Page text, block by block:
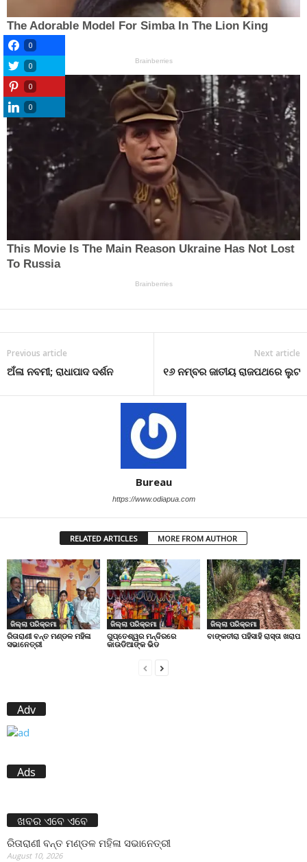
Previous article
ଅଁଳା ନବମୀ; ରାଧାପାଦ ଦର୍ଶନ
Next article
୧୬ ନମ୍ବର ଜାତୀୟ ରାଜପଥରେ ଲୁଟ
Bureau
https://www.odiapua.com
RELATED ARTICLES MORE FROM AUTHOR
ଜିଲ୍ଲା ପରିକ୍ରମା
ରିତାରାଣୀ ବନ୍ତ ମଣ୍ଡଳ ମହିଳା
ସଭାନେତ୍ରୀ
ଜିଲ୍ଲା ପରିକ୍ରମା
ଗୁପ୍ତେଶ୍ୱର ମନ୍ଦିରରେ
କାଉଡିଆଙ୍କ ଭିଡ
ଜିଲ୍ଲା ପରିକ୍ରମା
ବାଙ୍କତୀରା ପହିସାହି ରାସ୍ତା ଖରାପ
Adv
Ads
ଖବର ଏବେ ଏବେ
ରିତାରାଣୀ ବନ୍ତ ମଣ୍ଡଳ ମହିଳା ସଭାନେତ୍ରୀ
August 10, 2026
0
0
0
0